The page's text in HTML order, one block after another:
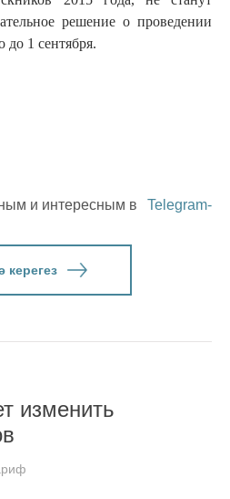
решение о проведении
до 1 сентября.
и интересным в
Telegram-
керегез
изменить